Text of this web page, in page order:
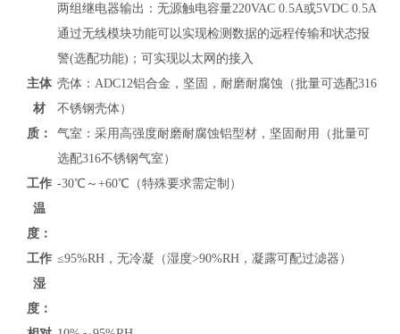
两组继电器输出：无源触电容量220VAC 0.5A或5VDC 0.5A
通过无线模块功能可以实现检测数据的远程传输和状态报
警(选配功能)；可实现以太网的接入
主体
材
质：
壳体：ADC12铝合金，坚固，耐磨耐腐蚀（批量可选配316
不锈钢壳体）
气室：采用高强度耐磨耐腐蚀铝型材，坚固耐用（批量可
选配316不锈钢气室）
工作
温
度：
-30℃～+60℃（特殊要求需定制）
工作
湿
度：
≤95%RH，无冷凝（湿度>90%RH，凝露可配过滤器）